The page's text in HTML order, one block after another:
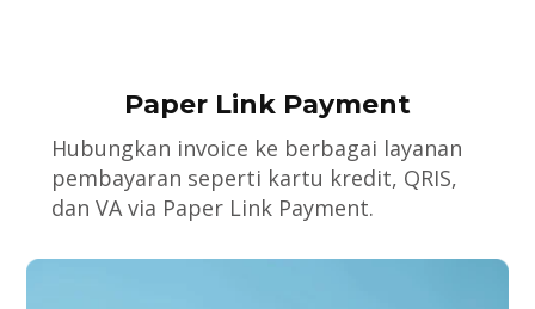
Paper Link Payment
Hubungkan invoice ke berbagai layanan
pembayaran seperti kartu kredit, QRIS,
dan VA via Paper Link Payment.